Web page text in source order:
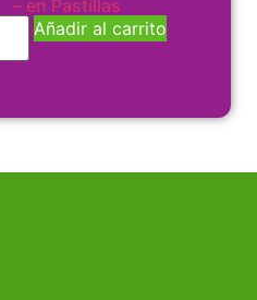
– en Pastillas
Añadir al carrito